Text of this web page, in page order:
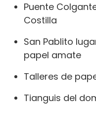
Puente
Costilla
San Pablito
papel amate
Talleres de
Tianguis del